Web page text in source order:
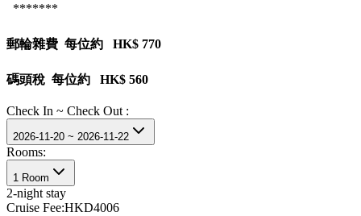
*******
郵輪雜費 每位約 HK$ 770
碼頭稅 每位約 HK$ 560
Check In ~ Check Out :
2026-11-20 ~ 2026-11-22
Rooms:
1 Room
2-night stay
Cruise Fee:HKD4006